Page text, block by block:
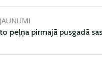
peļņa pirmajā pusgadā